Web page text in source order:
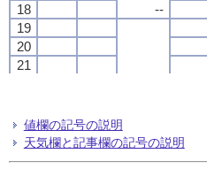
--
18
19
20
21
24
--
18
19
20
21
24
--
18
19
20
21
24
--
18
19
20
21
24
値欄の記号の説明
天気欄と記事欄の記号の説明